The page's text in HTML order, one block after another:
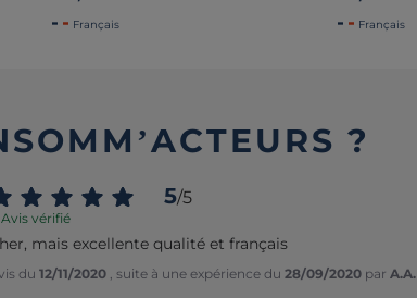
Français Français
?
5/5
Avis vérifié
mais excellente qualité et français
du 12/11/2020 , suite à une expérience du 28/09/2020 par A.A.